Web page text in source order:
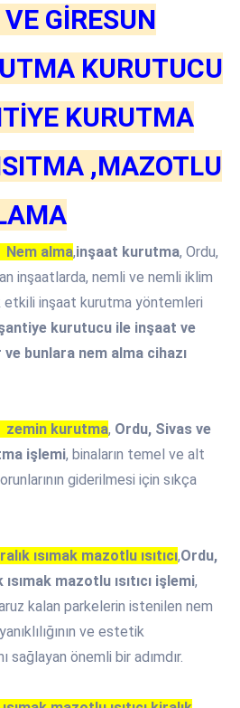
GİRESUN
KURUTUCU
KURUTMA
,MAZOTLU
Nem alma,inşaat kurutma, Ordu,
inşaatlarda, nemli ve nemli iklim
etkili inşaat kurutma yöntemleri
kurutucu ile inşaat ve
bunlara nem alma cihazı
zemin kurutma, Ordu, Sivas ve
işlemi, binaların temel ve alt
giderilmesi için sıkça
ısımak mazotlu ısıtıcı,Ordu,
ısımak mazotlu ısıtıcı işlemi,
kalan parkelerin istenilen nem
ve estetik
sağlayan önemli bir adımdır.